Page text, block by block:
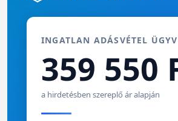
INGATLAN ADÁSVÉTEL
359 550
a hirdetésben szereplő ár alapján